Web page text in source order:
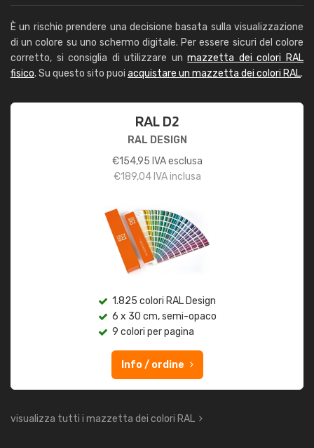
È un rischio prendere una decisione basata sulla visualizzazione
di un colore su uno schermo digitale. Per essere sicuri del colore
corretto, si consiglia di utilizzare unmazzetta dei colori RAL
fisico. Su questo sito puoi acquistare un mazzetta dei colori RAL.
RAL D2
RAL DESIGN
€154,95 IVA esclusa
€189,04IVA inclusa
1.825 colori RAL Design
6 x 30 cm, semi-opaco
9 colori per pagina
Info / ordine
visualizza tutti i mazzetta dei colori RAL